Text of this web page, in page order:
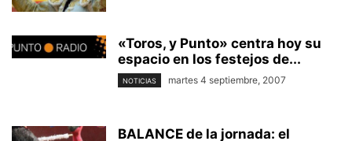
«Toros, y Punto» centra hoy su
espacio en los festejos de...
NOTICIAS martes 4 septiembre, 2007
BALANCE de la jornada: el